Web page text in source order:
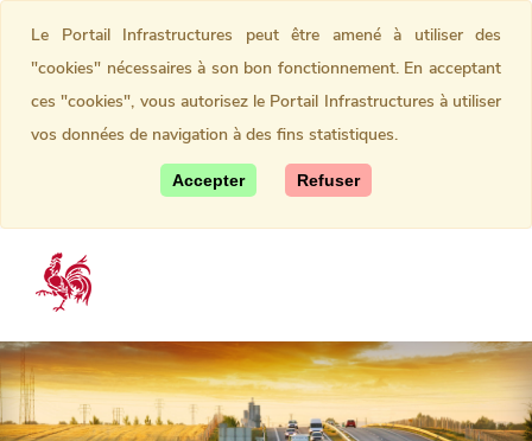
Le Portail Infrastructures peut être amené à utiliser des
"cookies" nécessaires à son bon fonctionnement. En acceptant
ces "cookies", vous autorisez le Portail Infrastructures à utiliser
vos données de navigation à des fins statistiques.
Accepter Refuser